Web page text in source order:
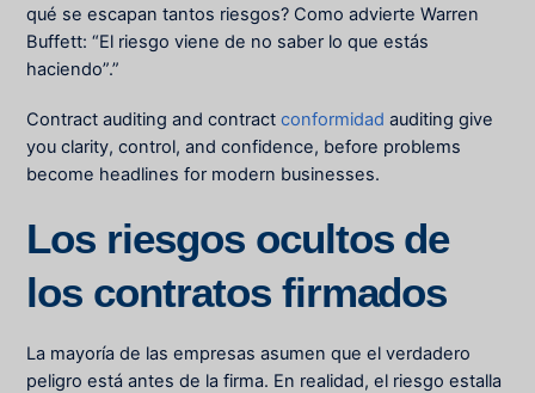
qué se escapan tantos riesgos? Como advierte Warren
Buffett: “El riesgo viene de no saber lo que estás
haciendo”.”
Contract auditing and contractconformidad auditing give
you clarity, control, and confidence, before problems
become headlines for modern businesses.
Los riesgos ocultos de
los contratos firmados
La mayoría de las empresas asumen que el verdadero
peligro está antes de la firma. En realidad, el riesgo estalla